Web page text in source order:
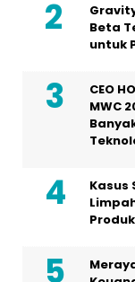
Beta
untuk
CEO
MWC
Kasus